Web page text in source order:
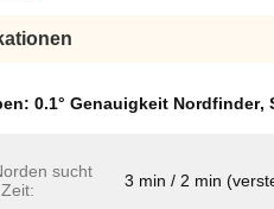
0.1° Genauigkeit Nordfinder,
sucht
3 min / 2 min